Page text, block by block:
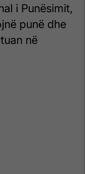
i Punësimit,
punë dhe
në